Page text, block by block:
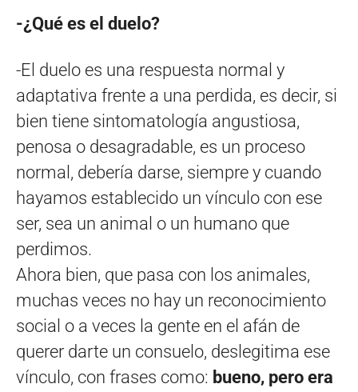
-¿Qué es el duelo?
-El duelo es una respuesta normal y
adaptativa frente a una perdida, es decir, si
bien tiene sintomatología angustiosa,
penosa o desagradable, es un proceso
normal, debería darse, siempre y cuando
hayamos establecido un vínculo con ese
ser, sea un animal o un humano que
perdimos.
Ahora bien, que pasa con los animales,
muchas veces no hay un reconocimiento
social o a veces la gente en el afán de
querer darte un consuelo, deslegitima ese
vínculo, con frases como: bueno, pero era